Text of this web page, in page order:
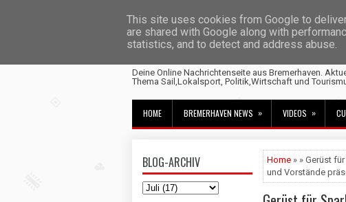
Fischtown News
Deine Online Nachrichtenseite aus Bremerhaven.
Thema Sail,Lokalsport, Politik,Wirtschaft und
HOME BREMERHAVEN NEWS » VIDEOS »
BLOG-ARCHIV Home » » Gerüst
und Vorstände
This site uses cookies from Google to
are shared with Google along with
statistics, and to detect and address abuse.